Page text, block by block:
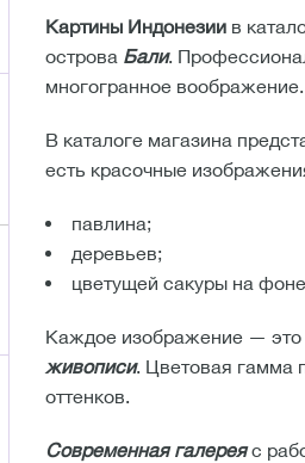
Картины Индонезии в
острова Бали.
многогранное
В каталоге магазина
есть красочные
павлина;
деревьев;
цветущей сакуры на
Каждое изображение — это
живописи. Цветовая гамма
оттенков.
Современная галереяс